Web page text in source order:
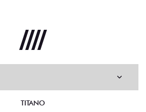
TITANO